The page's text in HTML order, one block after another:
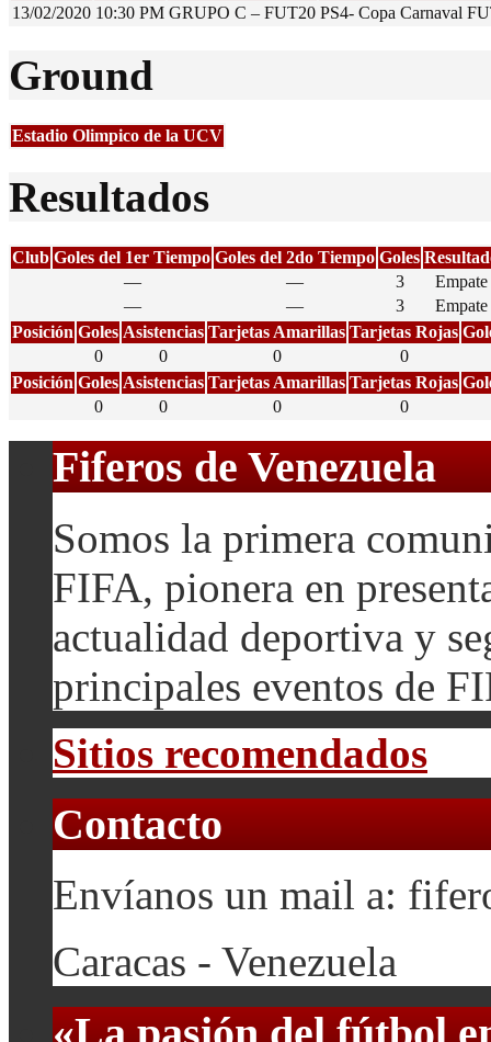
13/02/2020 10:30 PM GRUPO C – FUT20 PS4- Copa Carnaval
Ground
Estadio Olimpico de la UCV
Resultados
Club Goles del 1er Tiempo Goles del 2do Tiempo Goles
—
— 3
Empate
—
— 3
Empate
Posición Goles Asistencias Tarjetas Amarillas Tarjetas Rojas
0
0 0
0
Posición Goles Asistencias Tarjetas Amarillas Tarjetas Rojas
0
0 0 0
Fiferos de Venezuela
Somos la primera
FIFA, pionera en
actualidad deportiva y
principales eventos de
Sitios recomendados
Contacto
Envíanos un mail a:
Caracas - Venezuela